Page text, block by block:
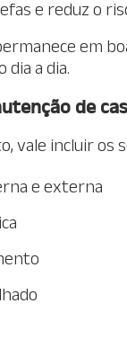
e reduz o
em
dia a dia.
de
vale incluir os
e externa